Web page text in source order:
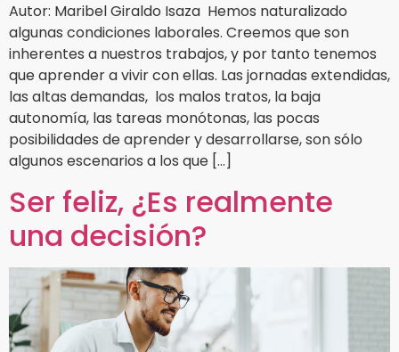
Autor: Maribel Giraldo Isaza Hemos naturalizado
algunas condiciones laborales. Creemos que son
inherentes a nuestros trabajos, y por tanto tenemos
que aprender a vivir con ellas. Las jornadas extendidas,
las altas demandas, los malos tratos, la baja
autonomía, las tareas monótonas, las pocas
posibilidades de aprender y desarrollarse, son sólo
algunos escenarios a los que […]
Ser feliz, ¿Es realmente
una decisión?